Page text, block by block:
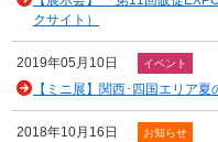
クサイト）
2019年05月10日 イベント
【ミニ展】関西･四国エリア
2018年10月16日 お知らせ